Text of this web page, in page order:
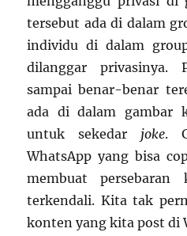
tersebut ada di dalam
individu di dalam
dilanggar privasinya.
sampai benar-benar
ada di dalam gambar
untuk sekedar joke.
WhatsApp yang bisa
membuat
terkendali. Kita tak
konten yang kita post di